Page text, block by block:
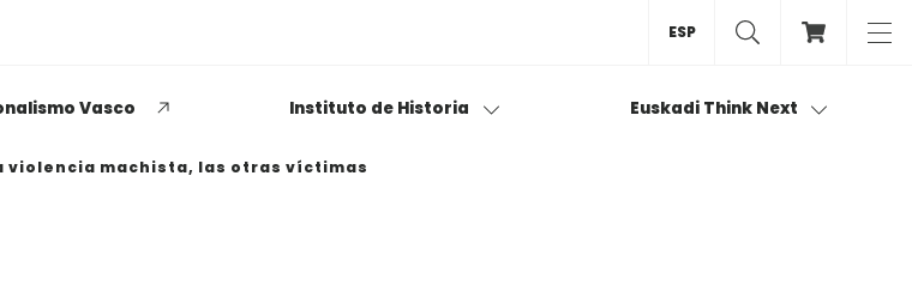
Vasco Instituto de Historia Euskadi Think Next
ESP
violencia machista, las otras víctimas